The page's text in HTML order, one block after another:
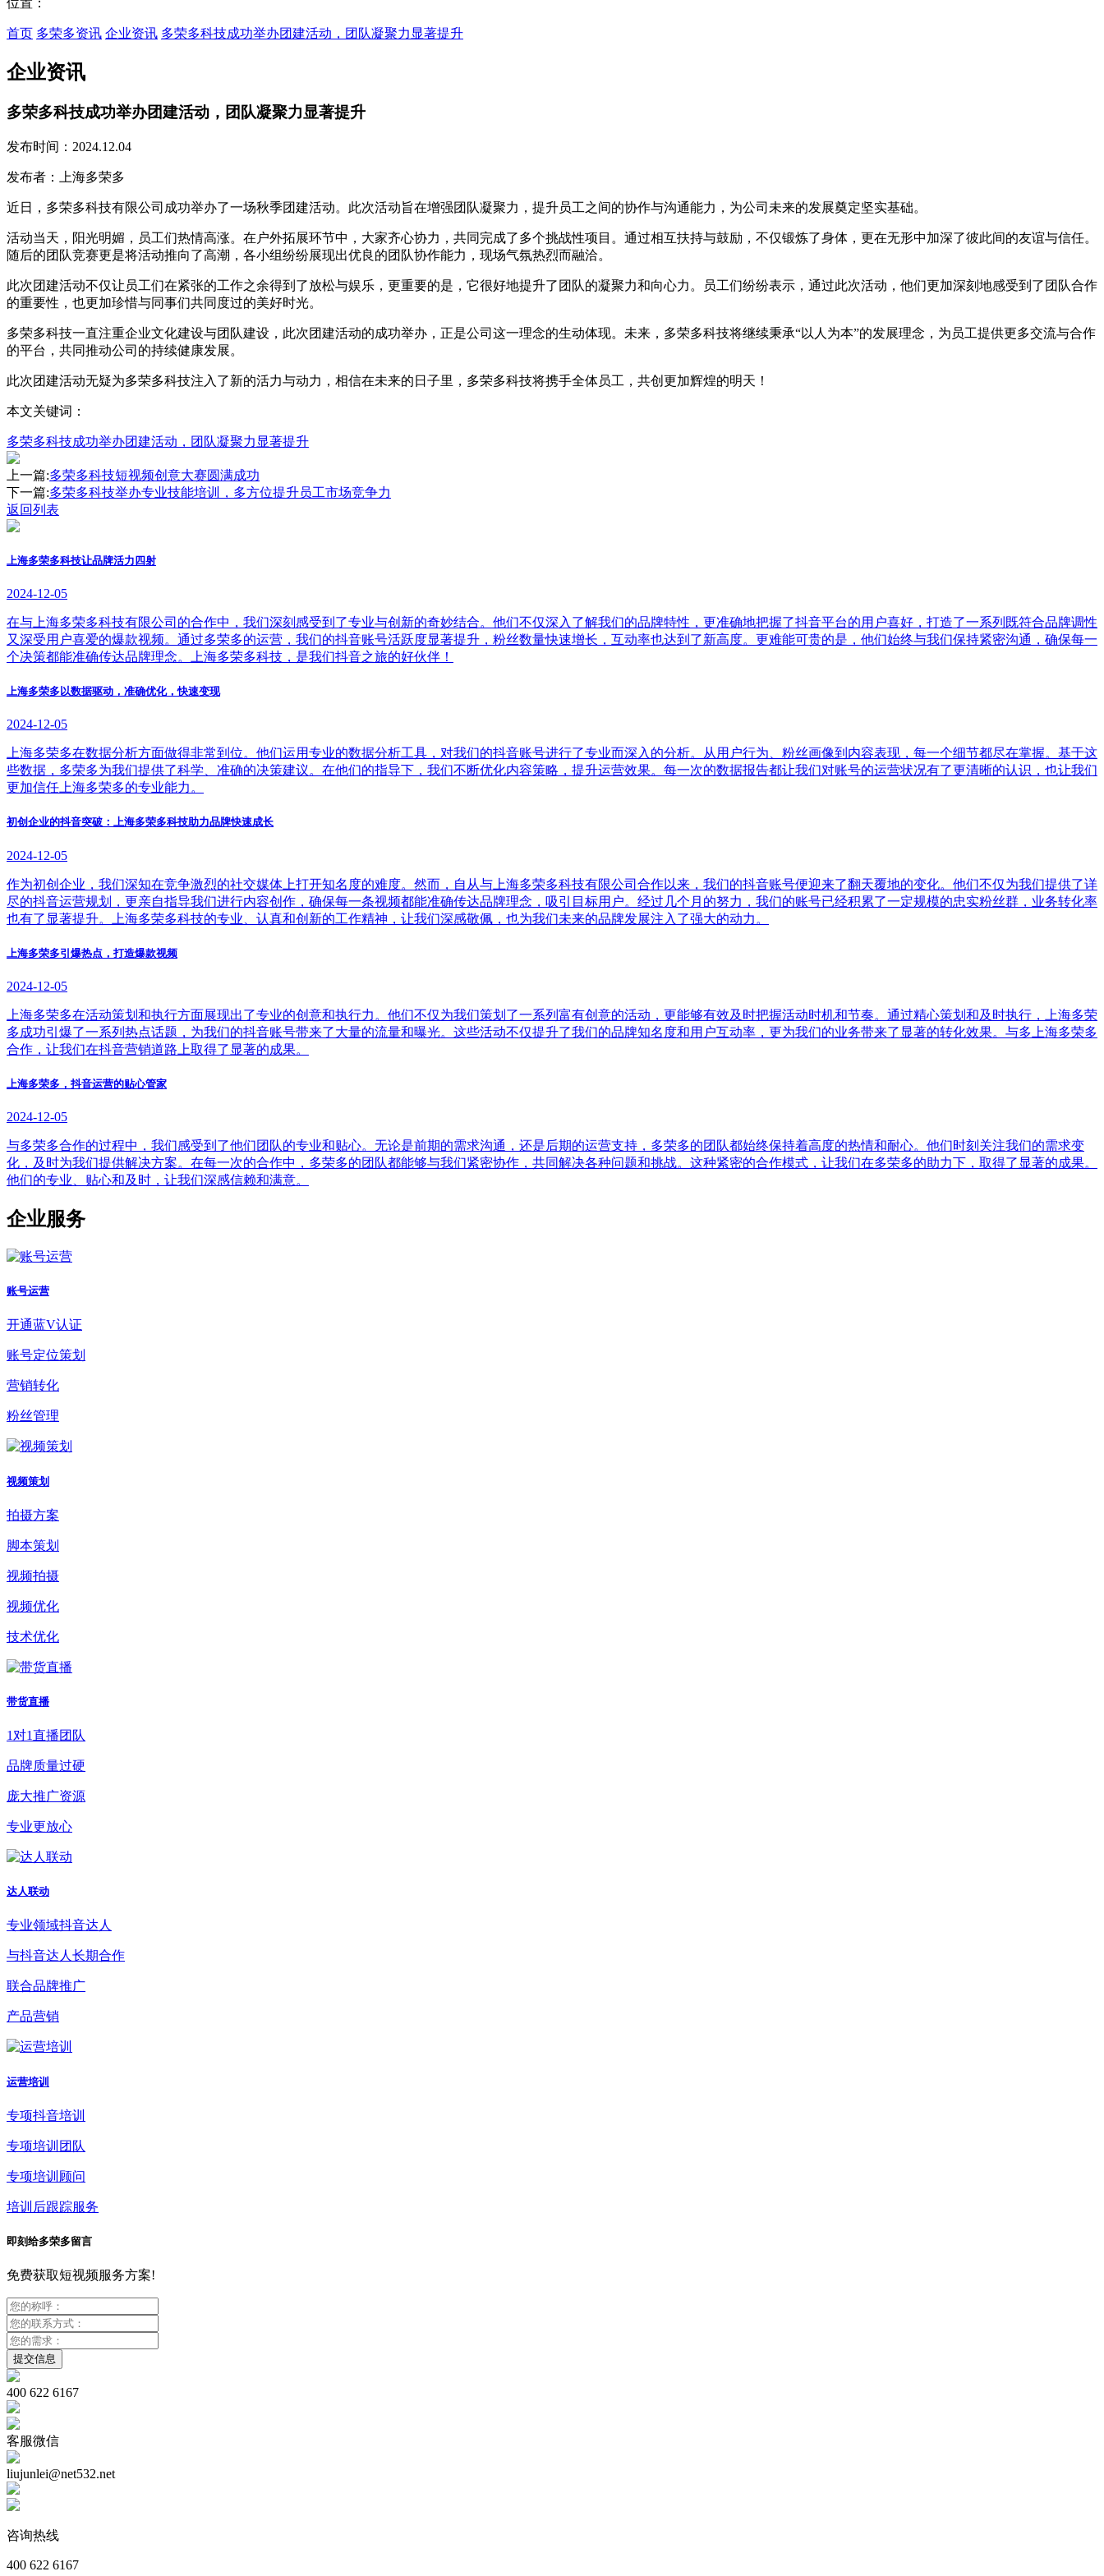
位置：
首页 多荣多资讯 企业资讯 多荣多科技成功举办团建活动，团队凝聚力显著提升
企业资讯
多荣多科技成功举办团建活动，团队凝聚力显著提升
发布时间：2024.12.04
发布者：上海多荣多
近日，多荣多科技有限公司成功举办了一场秋季团建活动。此次活动旨在增强团队凝聚力，提升员工之间的协作与沟通能力，为公司未来的发展奠定坚实基础。
活动当天，阳光明媚，员工们热情高涨。在户外拓展环节中，大家齐心协力，共同完成了多个挑战性项目。通过相互扶持与鼓励，不仅锻炼了身体，更在无形中加深了彼此间的友谊与信任。
随后的团队竞赛更是将活动推向了高潮，各小组纷纷展现出优良的团队协作能力，现场气氛热烈而融洽。
此次团建活动不仅让员工们在紧张的工作之余得到了放松与娱乐，更重要的是，它很好地提升了团队的凝聚力和向心力。员工们纷纷表示，通过此次活动，他们更加深刻地感受到了团队合作
的重要性，也更加珍惜与同事们共同度过的美好时光。
多荣多科技一直注重企业文化建设与团队建设，此次团建活动的成功举办，正是公司这一理念的生动体现。未来，多荣多科技将继续秉承“以人为本”的发展理念，为员工提供更多交流与合作
的平台，共同推动公司的持续健康发展。
此次团建活动无疑为多荣多科技注入了新的活力与动力，相信在未来的日子里，多荣多科技将携手全体员工，共创更加辉煌的明天！
本文关键词：
多荣多科技成功举办团建活动，团队凝聚力显著提升
上一篇:多荣多科技短视频创意大赛圆满成功
下一篇:多荣多科技举办专业技能培训，多方位提升员工市场竞争力
返回列表
上海多荣多科技让品牌活力四射
2024-12-05
在与上海多荣多科技有限公司的合作中，我们深刻感受到了专业与创新的奇妙结合。他们不仅深入了解我们的品牌特性，更准确地把握了抖音平台的用户喜好，打造了一系列既符合品牌调性
又深受用户喜爱的爆款视频。通过多荣多的运营，我们的抖音账号活跃度显著提升，粉丝数量快速增长，互动率也达到了新高度。更难能可贵的是，他们始终与我们保持紧密沟通，确保每一
个决策都能准确传达品牌理念。上海多荣多科技，是我们抖音之旅的好伙伴！
上海多荣多以数据驱动，准确优化，快速变现
2024-12-05
上海多荣多在数据分析方面做得非常到位。他们运用专业的数据分析工具，对我们的抖音账号进行了专业而深入的分析。从用户行为、粉丝画像到内容表现，每一个细节都尽在掌握。基于这
些数据，多荣多为我们提供了科学、准确的决策建议。在他们的指导下，我们不断优化内容策略，提升运营效果。每一次的数据报告都让我们对账号的运营状况有了更清晰的认识，也让我们
更加信任上海多荣多的专业能力。
初创企业的抖音突破：上海多荣多科技助力品牌快速成长
2024-12-05
作为初创企业，我们深知在竞争激烈的社交媒体上打开知名度的难度。然而，自从与上海多荣多科技有限公司合作以来，我们的抖音账号便迎来了翻天覆地的变化。他们不仅为我们提供了详
尽的抖音运营规划，更亲自指导我们进行内容创作，确保每一条视频都能准确传达品牌理念，吸引目标用户。经过几个月的努力，我们的账号已经积累了一定规模的忠实粉丝群，业务转化率
也有了显著提升。上海多荣多科技的专业、认真和创新的工作精神，让我们深感敬佩，也为我们未来的品牌发展注入了强大的动力。
上海多荣多引爆热点，打造爆款视频
2024-12-05
上海多荣多在活动策划和执行方面展现出了专业的创意和执行力。他们不仅为我们策划了一系列富有创意的活动，更能够有效及时把握活动时机和节奏。通过精心策划和及时执行，上海多荣
多成功引爆了一系列热点话题，为我们的抖音账号带来了大量的流量和曝光。这些活动不仅提升了我们的品牌知名度和用户互动率，更为我们的业务带来了显著的转化效果。与多上海多荣多
合作，让我们在抖音营销道路上取得了显著的成果。
上海多荣多，抖音运营的贴心管家
2024-12-05
与多荣多合作的过程中，我们感受到了他们团队的专业和贴心。无论是前期的需求沟通，还是后期的运营支持，多荣多的团队都始终保持着高度的热情和耐心。他们时刻关注我们的需求变
化，及时为我们提供解决方案。在每一次的合作中，多荣多的团队都能够与我们紧密协作，共同解决各种问题和挑战。这种紧密的合作模式，让我们在多荣多的助力下，取得了显著的成果。
他们的专业、贴心和及时，让我们深感信赖和满意。
企业服务
账号运营
开通蓝V认证
账号定位策划
营销转化
粉丝管理
视频策划
拍摄方案
脚本策划
视频拍摄
视频优化
技术优化
带货直播
1对1直播团队
品牌质量过硬
庞大推广资源
专业更放心
达人联动
专业领域抖音达人
与抖音达人长期合作
联合品牌推广
产品营销
运营培训
专项抖音培训
专项培训团队
专项培训顾问
培训后跟踪服务
即刻给多荣多留言
免费获取短视频服务方案!
400 622 6167
客服微信
liujunlei@net532.net
咨询热线
400 622 6167